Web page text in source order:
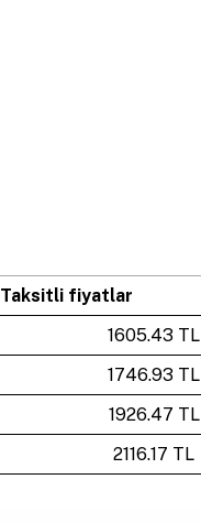
Taksitli fiyatlar
1605.43 TL
1746.93 TL
1926.47 TL
2116.17 TL